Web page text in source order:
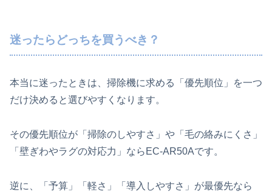
迷ったらどっちを買うべき？
本当に迷ったときは、掃除機に求める「優先順位」を一つ
だけ決めると選びやすくなります。
その優先順位が「掃除のしやすさ」や「毛の絡みにくさ」
「壁ぎわやラグの対応力」ならEC-AR50Aです。
逆に、「予算」「軽さ」「導入しやすさ」が最優先なら